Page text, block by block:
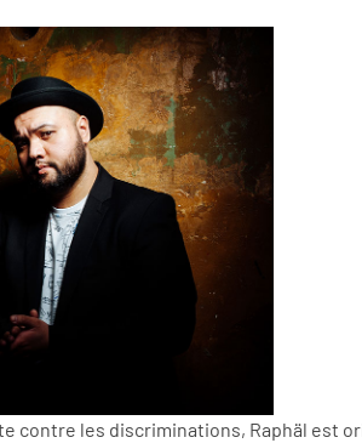
contre les discriminations, Raphäl est